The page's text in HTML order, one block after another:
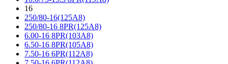
16
250/80-16(125A8)
250/80-16 8PR(125A8)
6.00-16 8PR(103A8)
6.50-16 8PR(105A8)
7.50-16 6PR(112A8)